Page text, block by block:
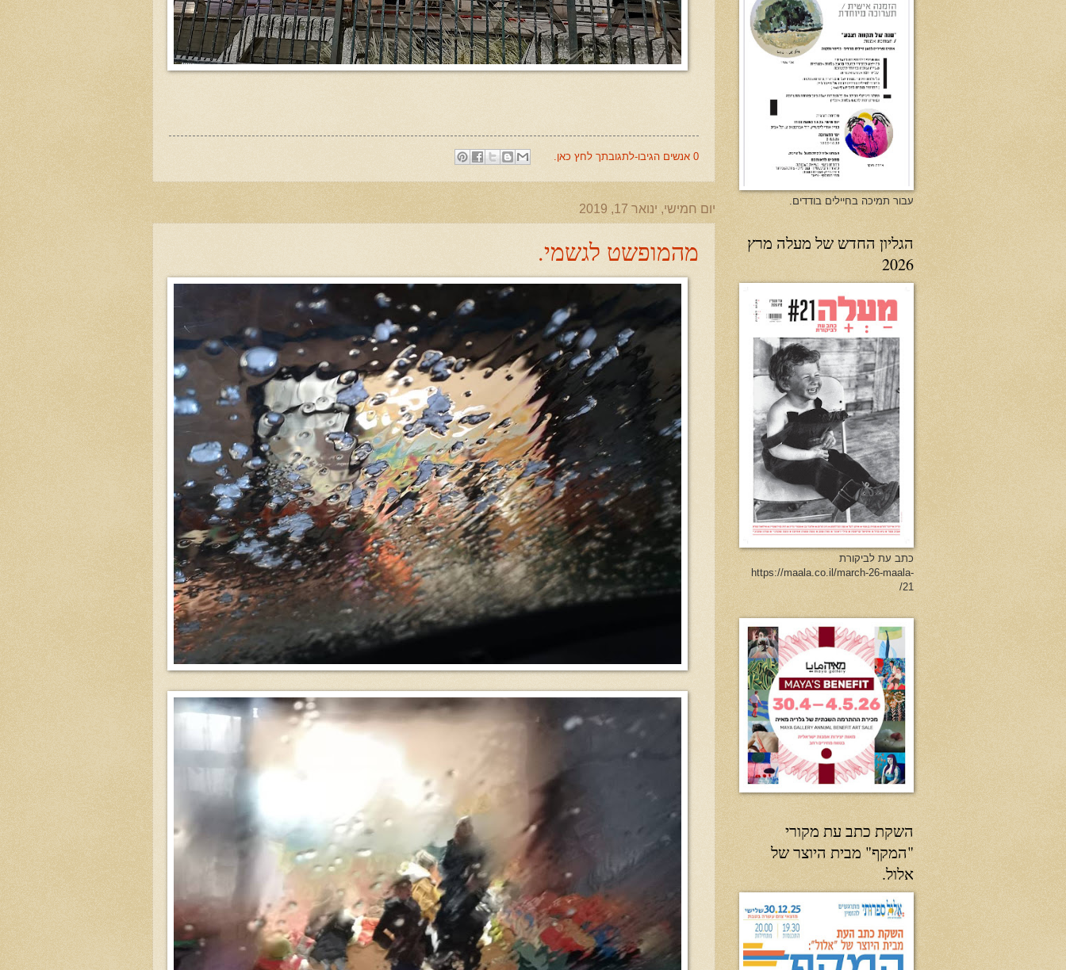
0 אנשים הגיבו-לתגובתך לחץ כאן.
יום חמישי, ינואר 17, 2019
מהמופשט לגשמי.
עבור תמיכה בחיילים בודדים.
הגליון החדש של מעלה מרץ
2026
כתב עת לביקורת
https://maala.co.il/march-26-maala-
21/
השקת כתב עת מקורי
"המקף" מבית היוצר של
אלול.